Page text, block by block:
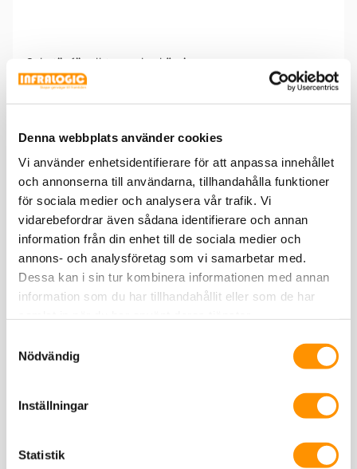
Denna webbplats använder cookies
Vi använder enhetsidentifierare för att anpassa innehållet
och annonserna till användarna, tillhandahålla funktioner
för sociala medier och analysera vår trafik. Vi
vidarebefordrar även sådana identifierare och annan
information från din enhet till de sociala medier och
annons- och analysföretag som vi samarbetar med.
Dessa kan i sin tur kombinera informationen med annan
information som du har tillhandahållit eller som de har
Nödvändig
Inställningar
Statistik
Sekatör för all typ av beskärning.